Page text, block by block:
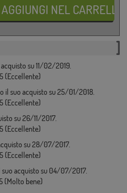
su 11/02/2019.
(Eccellente)
il suo acquisto su 25/01/2018.
(Eccellente)
su 26/11/2017.
(Eccellente)
su 28/07/2017.
(Eccellente)
acquisto su 04/07/2017.
(Molto bene)